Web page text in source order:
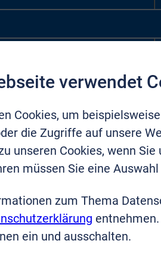
GmbH kontaktiert und per E-Mail über
ich, dass ich die
gelesen und verstanden
mich damit einverstanden, dass meine
verwendet
Cookies, um
die Zugriffe auf unsere
unseren Cookies, wenn
müssen Sie eine
zum Thema
ein und ausschalten.